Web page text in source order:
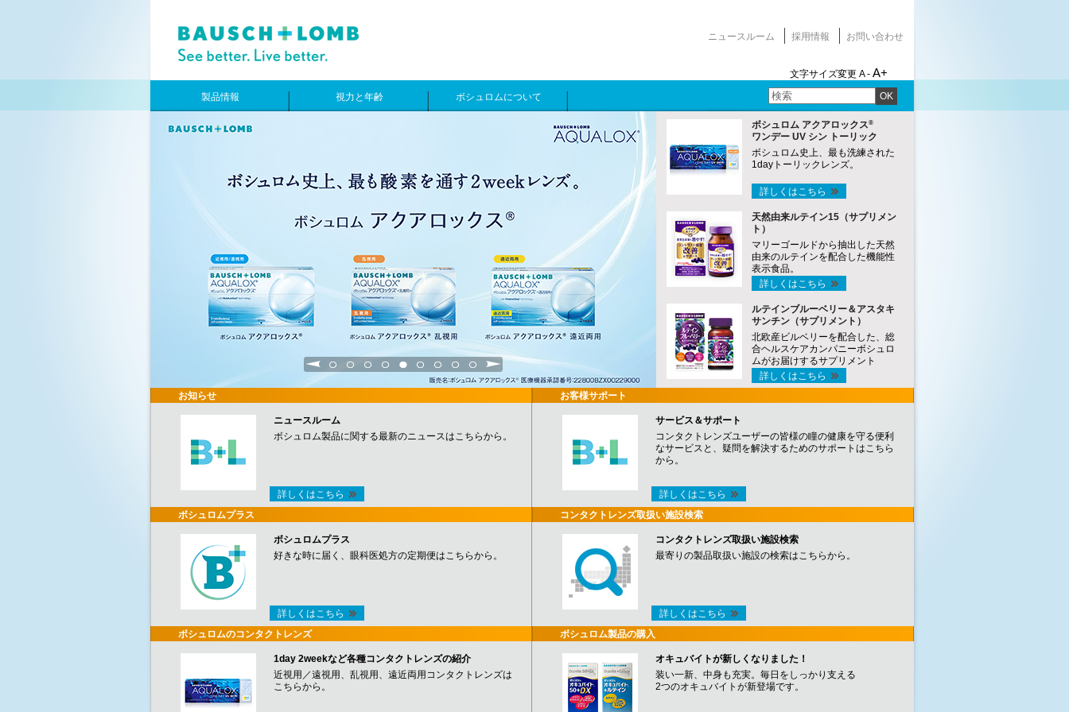
ニュースルーム 採用情報 お問い合わせ
文字サイズ変更 A - A+
OK
製品情報 視力と年齢 ボシュロムについて
1 2 3 4 5 6 7 8 9
ボシュロム アクアロックス®
ワンデー UV シン トーリック
ボシュロム史上、最も洗練された
1dayトーリックレンズ。
詳しくはこちら
天然由来ルテイン15（サプリメン
ト）
マリーゴールドから抽出した天然
由来のルテインを配合した機能性
表示食品。
詳しくはこちら
ルテインブルーベリー＆アスタキ
サンチン（サプリメント）
北欧産ビルベリーを配合した、総
合ヘルスケアカンパニーボシュロ
ムがお届けするサプリメント
詳しくはこちら
お知らせ
ニュースルーム
ボシュロム製品に関する最新のニュースはこちらから。
詳しくはこちら
ボシュロムプラス
ボシュロムプラス
好きな時に届く、眼科医処方の定期便はこちらから。
詳しくはこちら
ボシュロムのコンタクトレンズ
1day 2weekなど各種コンタクトレンズの紹介
近視用／遠視用、乱視用、遠近両用コンタクトレンズは
こちらから。
お客様サポート
サービス＆サポート
コンタクトレンズユーザーの皆様の瞳の健康を守る便利
なサービスと、疑問を解決するためのサポートはこちら
から。
詳しくはこちら
コンタクトレンズ取扱い施設検索
コンタクトレンズ取扱い施設検索
最寄りの製品取扱い施設の検索はこちらから。
詳しくはこちら
ボシュロム製品の購入
オキュバイトが新しくなりました！
装い一新、中身も充実。毎日をしっかり支える
2つのオキュバイトが新登場です。